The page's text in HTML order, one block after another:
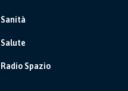
Sanità
Salute
Radio Spazio